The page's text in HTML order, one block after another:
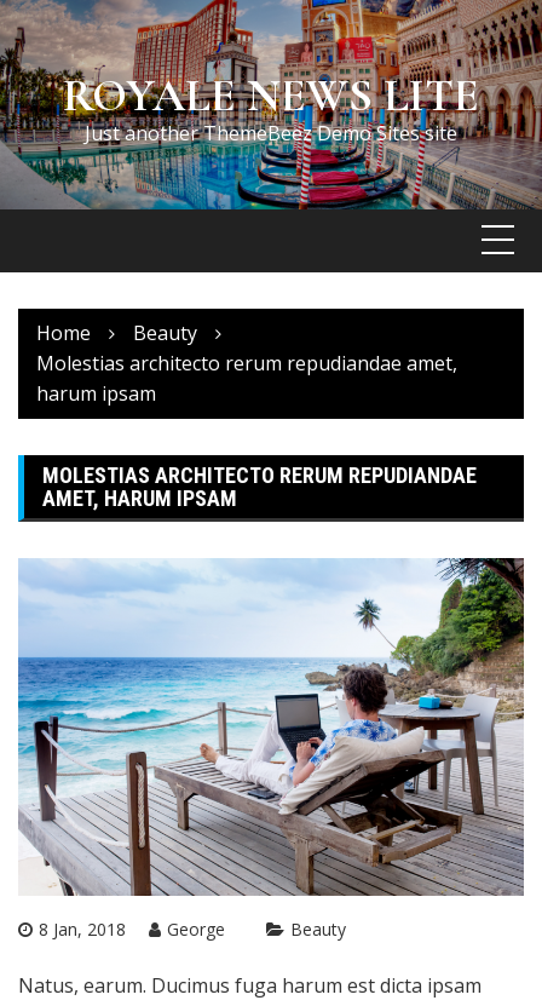
Skip
to
contentROYALE NEWS LITE
Just another ThemeBeez Demo Sites site
Home
Beauty
Molestias architecto rerum repudiandae amet,
harum ipsam
MOLESTIAS ARCHITECTO RERUM REPUDIANDAE
AMET, HARUM IPSAM
8 Jan, 2018 George Beauty
Natus, earum. Ducimus fuga harum est dicta ipsam